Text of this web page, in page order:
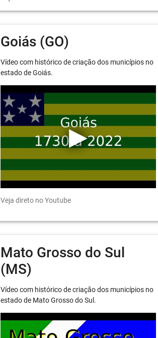
Goiás (GO)
Vídeo com histórico de criação dos municípios no
estado de Goiás.
Veja direto no Youtube
Mato Grosso do Sul
(MS)
Vídeo com histórico de criação dos municípios no
estado de Mato Grosso do Sul.